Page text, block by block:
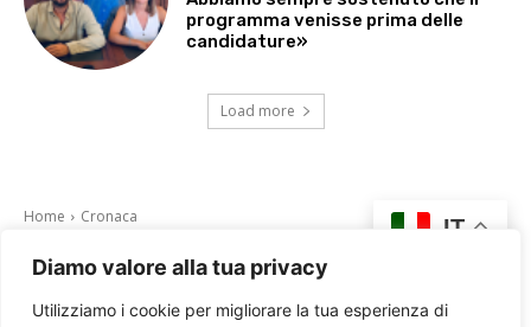
Diamo valore alla tua privacy
Utilizziamo i cookie per migliorare la tua esperienza di
programma venisse prima delle
candidature»
Load more